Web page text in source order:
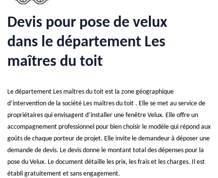
Devis pour pose de velux
dans le département Les
maîtres du toit
Le département Les maîtres du toit est la zone géographique
d’intervention de la société Les maîtres du toit . Elle se met au service de
propriétaires qui envisagent d’installer une fenêtre Velux. Elle offre un
accompagnement professionnel pour bien choisir le modèle qui répond aux
goûts de chaque porteur de projet. Elle invite le demandeur à déposer une
demande de devis. Le devis donne le montant total des dépenses pour la
pose du Velux. Le document détaille les prix, les frais et les charges. Il est
établi gratuitement et sans engagement.